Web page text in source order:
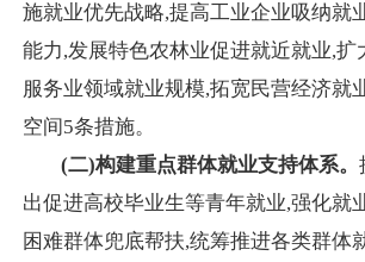
施就业优先战略,提高工业企业吸纳就
能力,发展特色农林业促进就近就业,扩
服务业领域就业规模,拓宽民营经济就
空间5条措施。
(二)构建重点群体就业支持体系。
出促进高校毕业生等青年就业,强化就
困难群体兜底帮扶,统筹推进各类群体